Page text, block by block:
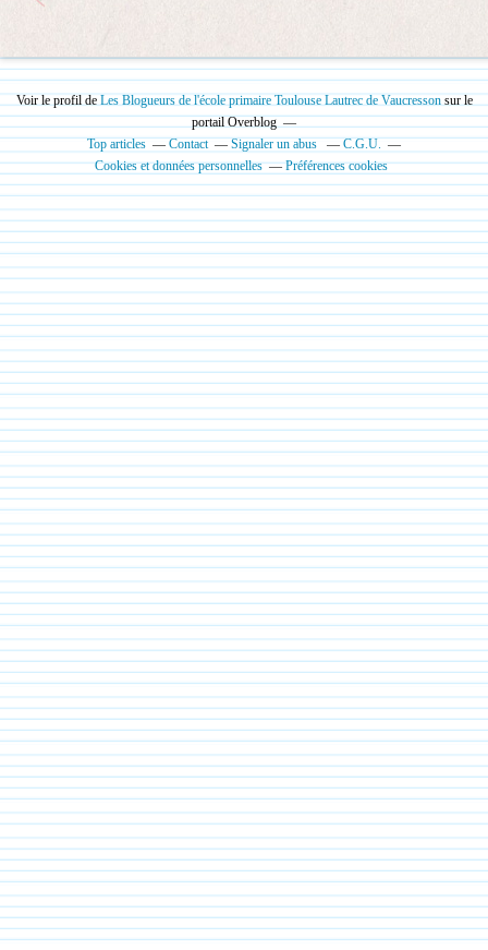
Voir le profil de Les Blogueurs de l'école primaire Toulouse Lautrec de Vaucressonsur le
portail Overblog
Top articles
Contact Signaler un abus
C.G.U.
Cookies et données personnelles
Préférences cookies